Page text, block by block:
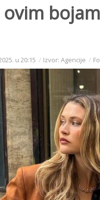
u 20:15 Izvor: Agencije